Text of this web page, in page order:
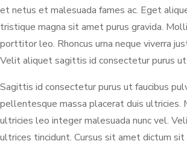
et netus et malesuada fames ac. Eget
tristique magna sit amet purus gravida.
porttitor leo. Rhoncus urna neque viverra
Velit aliquet sagittis id consectetur purus ut
Sagittis id consectetur purus ut faucibus
pellentesque massa placerat duis ultricies.
ultricies leo integer malesuada nunc vel.
ultrices tincidunt. Cursus sit amet dictum